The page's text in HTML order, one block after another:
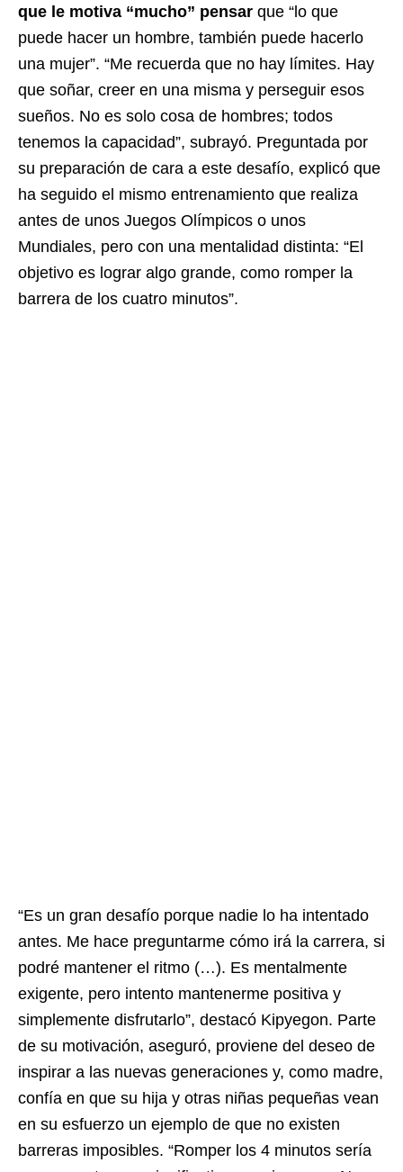
que le motiva “mucho” pensar que “lo que
puede hacer un hombre, también puede hacerlo
una mujer”. “Me recuerda que no hay límites. Hay
que soñar, creer en una misma y perseguir esos
sueños. No es solo cosa de hombres; todos
tenemos la capacidad”, subrayó. Preguntada por
su preparación de cara a este desafío, explicó que
ha seguido el mismo entrenamiento que realiza
antes de unos Juegos Olímpicos o unos
Mundiales, pero con una mentalidad distinta: “El
objetivo es lograr algo grande, como romper la
barrera de los cuatro minutos”.
“Es un gran desafío porque nadie lo ha intentado
antes. Me hace preguntarme cómo irá la carrera, si
podré mantener el ritmo (…). Es mentalmente
exigente, pero intento mantenerme positiva y
simplemente disfrutarlo”, destacó Kipyegon. Parte
de su motivación, aseguró, proviene del deseo de
inspirar a las nuevas generaciones y, como madre,
confía en que su hija y otras niñas pequeñas vean
en su esfuerzo un ejemplo de que no existen
barreras imposibles. “Romper los 4 minutos sería